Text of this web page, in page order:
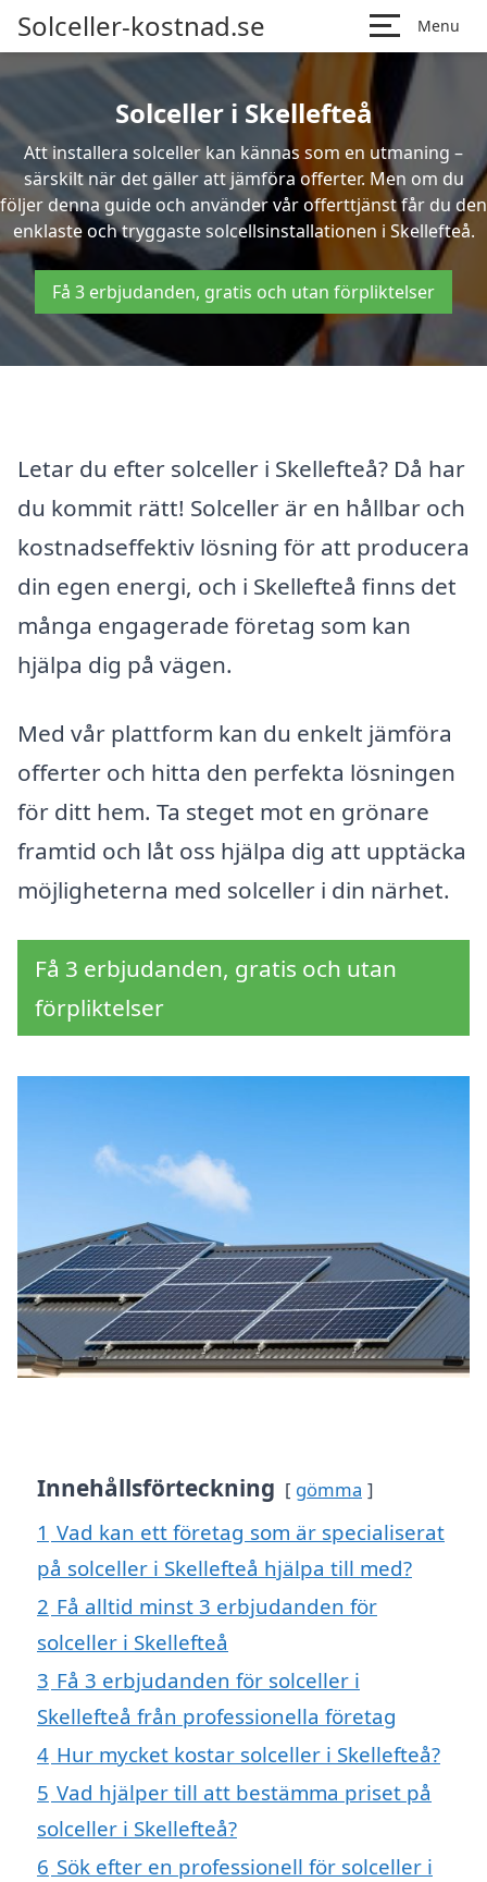
Solceller-kostnad.se Menu
Solceller i Skellefteå
Att installera solceller kan kännas som en utmaning –
särskilt när det gäller att jämföra offerter. Men om du
följer denna guide och använder vår offerttjänst får du den
enklaste och tryggaste solcellsinstallationen i Skellefteå.
Få 3 erbjudanden, gratis och utan förpliktelser
Letar du efter solceller i Skellefteå? Då har
du kommit rätt! Solceller är en hållbar och
kostnadseffektiv lösning för att producera
din egen energi, och i Skellefteå finns det
många engagerade företag som kan
hjälpa dig på vägen.
Med vår plattform kan du enkelt jämföra
offerter och hitta den perfekta lösningen
för ditt hem. Ta steget mot en grönare
framtid och låt oss hjälpa dig att upptäcka
möjligheterna med solceller i din närhet.
Få 3 erbjudanden, gratis och utan
förpliktelser
Innehållsförteckning gömma
1 Vad kan ett företag som är specialiserat
på solceller i Skellefteå hjälpa till med?
2 Få alltid minst 3 erbjudanden för
solceller i Skellefteå
3 Få 3 erbjudanden för solceller i
Skellefteå från professionella företag
4 Hur mycket kostar solceller i Skellefteå?
5 Vad hjälper till att bestämma priset på
solceller i Skellefteå?
6 Sök efter en professionell för solceller i